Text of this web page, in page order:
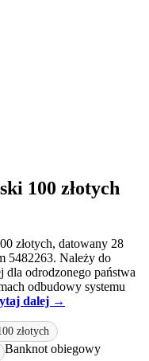
100 złotych
złotych, datowany 28
5482263. Należy do
dla odrodzonego państwa
odbudowy systemu
dalej →
złotych
Banknot obiegowy